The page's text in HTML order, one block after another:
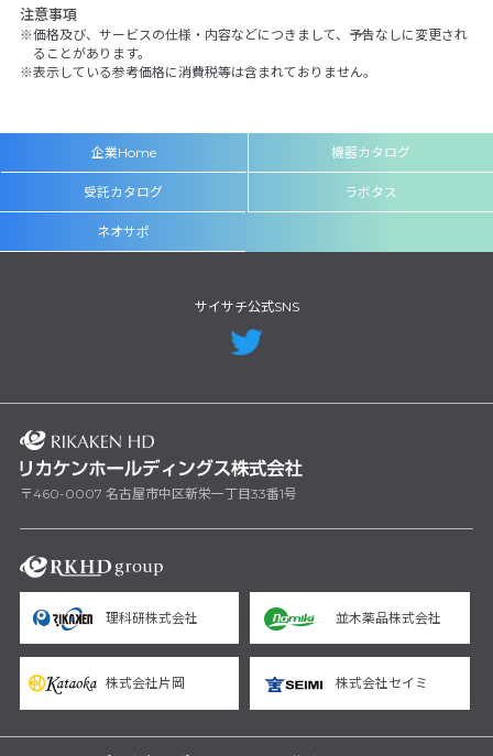
注意事項
価格及び、サービスの仕様・内容などにつきまして、予告なしに変更され
ることがあります。
表示している参考価格に消費税等は含まれておりません。
企業Home 機器カタログ
受託カタログ ラボタス
ネオサポ
サイサチ公式SNS
〒460-0007 名古屋市中区新栄一丁目33番1号
理科研株式会社 並木薬品株式会社
株式会社片岡 株式会社セイミ